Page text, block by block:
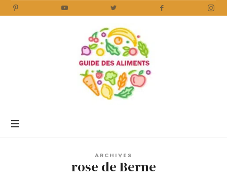
Aliments
ARCHIVES
rose de Berne